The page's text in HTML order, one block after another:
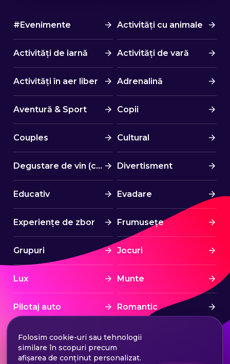
#Evenimente Activități cu animale
Activități de iarnă Activități de vară
Activități în aer liber Adrenalină
Aventură & Sport Copii
Couples Cultural
Degustare de vin (cină) Divertisment
Educativ Evadare
Experiențe de zbor Frumusețe
Grupuri Jocuri
Lux Munte
Pilotaj auto Romantic
Spa & Wellness Sport
Folosim cookie-uri sau tehnologii
similare în scopuri precum
afișarea de conținut personalizat.